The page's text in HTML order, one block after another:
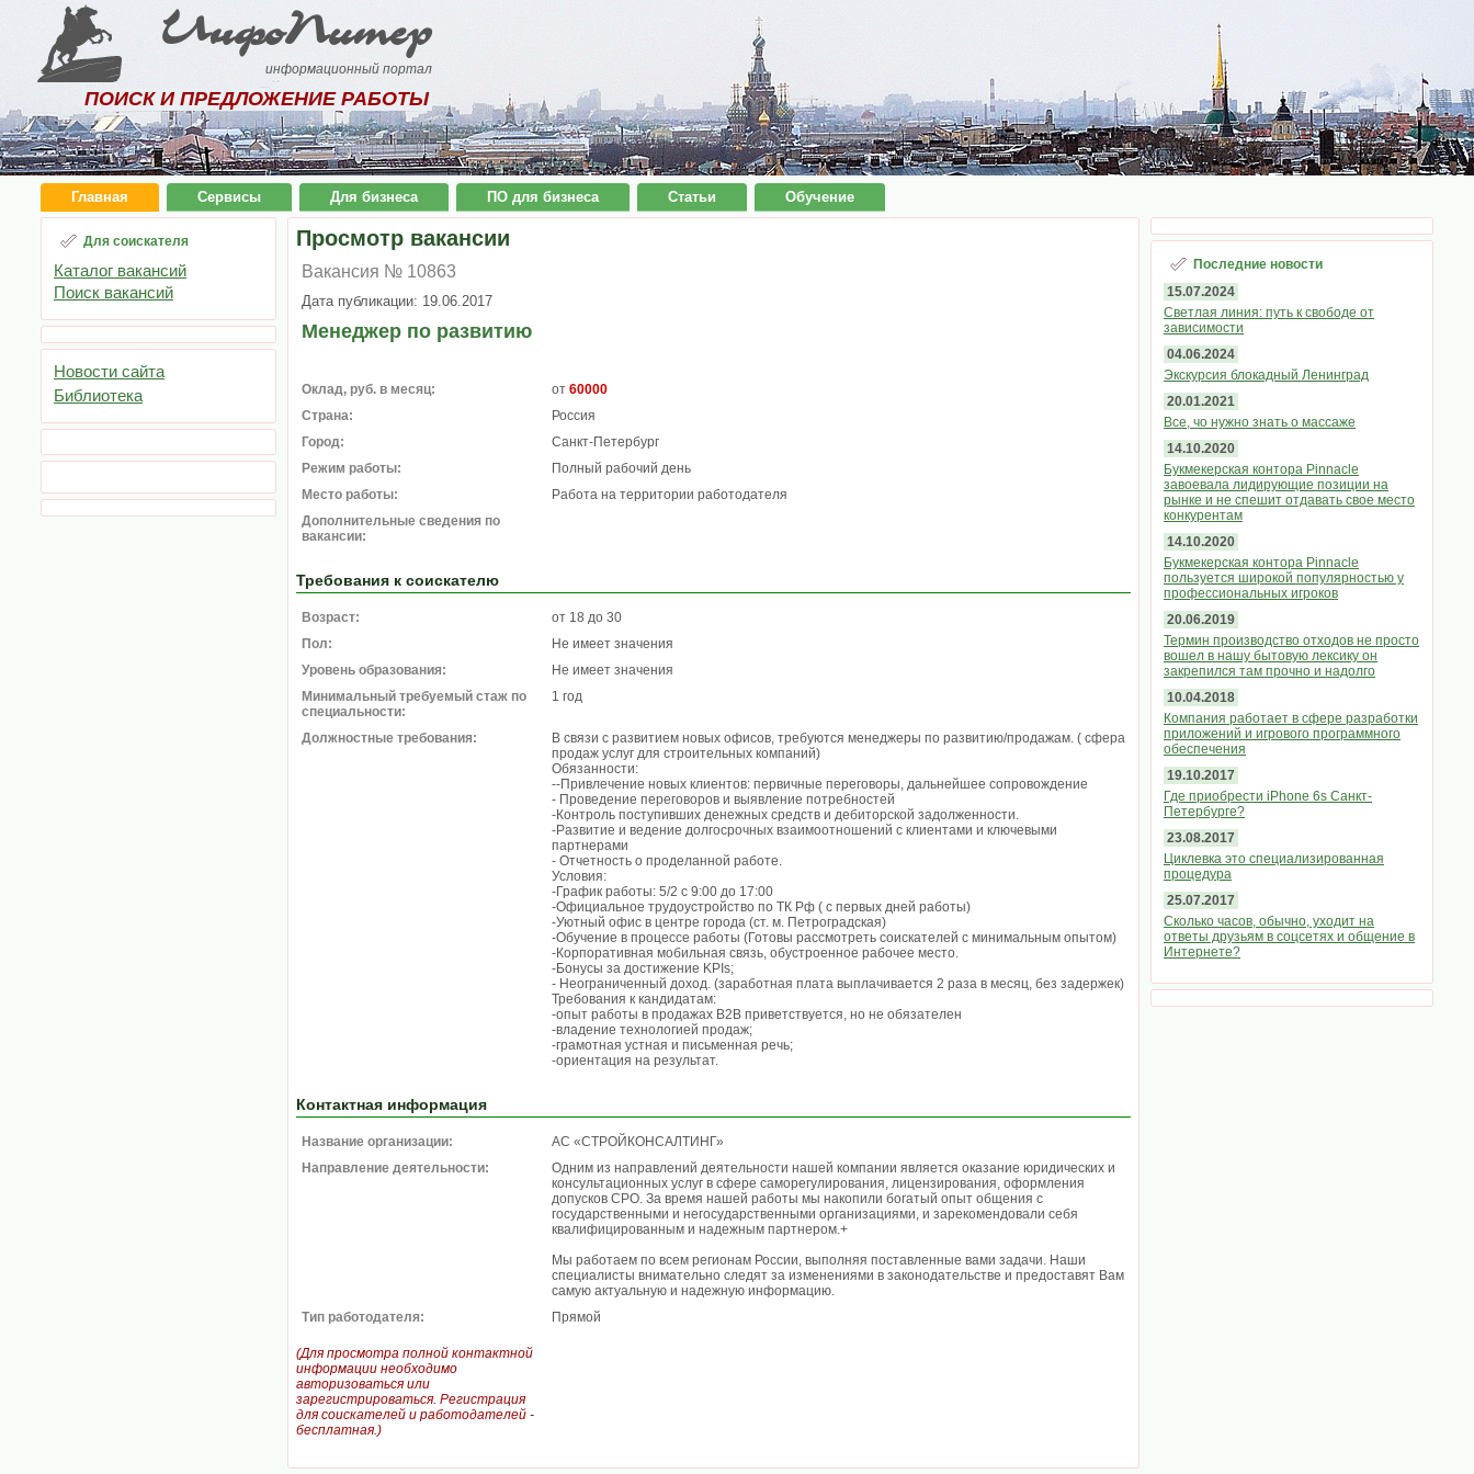
ИнфоПитер
информационный портал
ПОИСК И ПРЕДЛОЖЕНИЕ РАБОТЫ
Главная Сервисы Для бизнеса ПО для бизнеса Статьи Обучение
Для соискателя
Каталог вакансий
Поиск вакансий
Новости сайта
Библиотека
Просмотр вакансии
Вакансия № 10863
Дата публикации: 19.06.2017
Менеджер по развитию
Оклад, руб. в месяц: от 60000
Страна:
Россия
Город:
Санкт-Петербург
Режим работы:
Полный рабочий день
Место работы:
Работа на территории работодателя
Дополнительные сведения по
вакансии:
Требования к соискателю
Возраст:
от 18 до 30
Пол:
Не имеет значения
Уровень образования:
Не имеет значения
Минимальный требуемый стаж по
специальности:
1 год
Должностные требования:
В связи с развитием новых офисов, требуются менеджеры по развитию/продажам. ( сфера
продаж услуг для строительных компаний)
Обязанности:
--Привлечение новых клиентов: первичные переговоры, дальнейшее сопровождение
- Проведение переговоров и выявление потребностей
-Контроль поступивших денежных средств и дебиторской задолженности.
-Развитие и ведение долгосрочных взаимоотношений с клиентами и ключевыми
партнерами
- Отчетность о проделанной работе.
Условия:
-График работы: 5/2 с 9:00 до 17:00
-Официальное трудоустройство по ТК Рф ( с первых дней работы)
-Уютный офис в центре города (ст. м. Петроградская)
-Обучение в процессе работы (Готовы рассмотреть соискателей с минимальным опытом)
-Корпоративная мобильная связь, обустроенное рабочее место.
-Бонусы за достижение KPIs;
- Неограниченный доход. (заработная плата выплачивается 2 раза в месяц, без задержек)
Требования к кандидатам:
-опыт работы в продажах В2В приветствуется, но не обязателен
-владение технологией продаж;
-грамотная устная и письменная речь;
-ориентация на результат.
Контактная информация
Название организации:
АС «СТРОЙКОНСАЛТИНГ»
Направление деятельности:
Одним из направлений деятельности нашей компании является оказание юридических и
консультационных услуг в сфере саморегулирования, лицензирования, оформления
допусков СРО. За время нашей работы мы накопили богатый опыт общения с
государственными и негосударственными организациями, и зарекомендовали себя
квалифицированным и надежным партнером.+
Мы работаем по всем регионам России, выполняя поставленные вами задачи. Наши
специалисты внимательно следят за изменениями в законодательстве и предоставят Вам
самую актуальную и надежную информацию.
Тип работодателя:
Прямой
(Для просмотра полной контактной
информации необходимо
авторизоваться или
зарегистрироваться. Регистрация
для соискателей и работодателей -
бесплатная.)
Последние новости
15.07.2024
Светлая линия: путь к свободе от
зависимости
04.06.2024
Экскурсия блокадный Ленинград
20.01.2021
Все, чо нужно знать о массаже
14.10.2020
Букмекерская контора Pinnacle
завоевала лидирующие позиции на
рынке и не спешит отдавать свое место
конкурентам
14.10.2020
Букмекерская контора Pinnacle
пользуется широкой популярностью у
профессиональных игроков
20.06.2019
Термин производство отходов не просто
вошел в нашу бытовую лексику он
закрепился там прочно и надолго
10.04.2018
Компания работает в сфере разработки
приложений и игрового программного
обеспечения
19.10.2017
Где приобрести iPhone 6s Санкт-
Петербурге?
23.08.2017
Циклевка это специализированная
процедура
25.07.2017
Сколько часов, обычно, уходит на
ответы друзьям в соцсетях и общение в
Интернете?